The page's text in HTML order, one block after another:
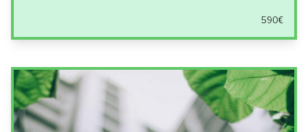
590€